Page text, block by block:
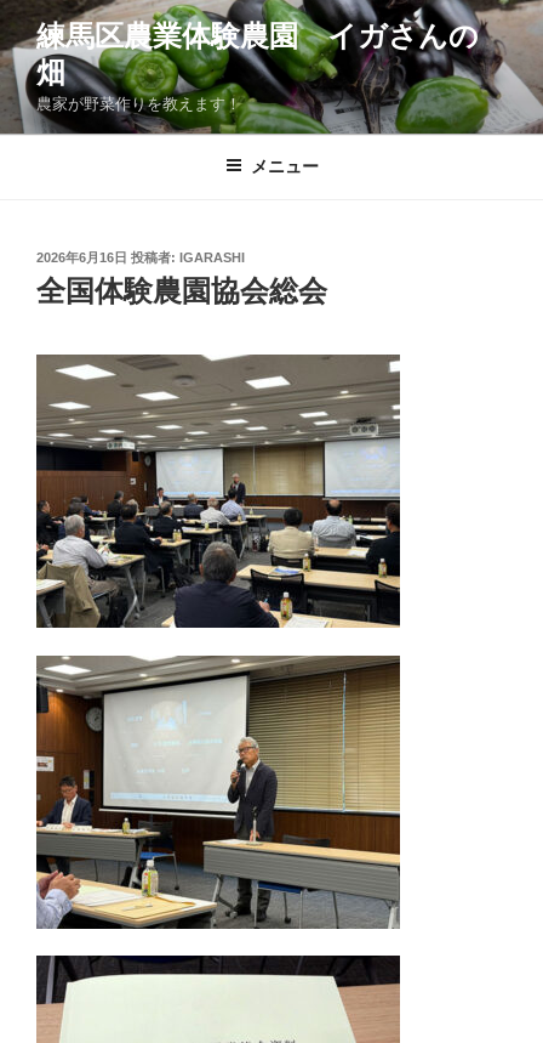
ン
テ
ン
ツ
練馬区農業体験農園 イガさんの
畑
農家が野菜作りを教えます！
メニュー
投
稿
日:
2026年6月16日 投稿者: IGARASHI
全国体験農園協会総会